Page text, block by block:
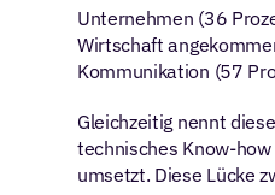
Unternehmen (36
Wirtschaft
Kommunikation (57
Gleichzeitig nennt
technisches Know-
umsetzt. Diese Lücke